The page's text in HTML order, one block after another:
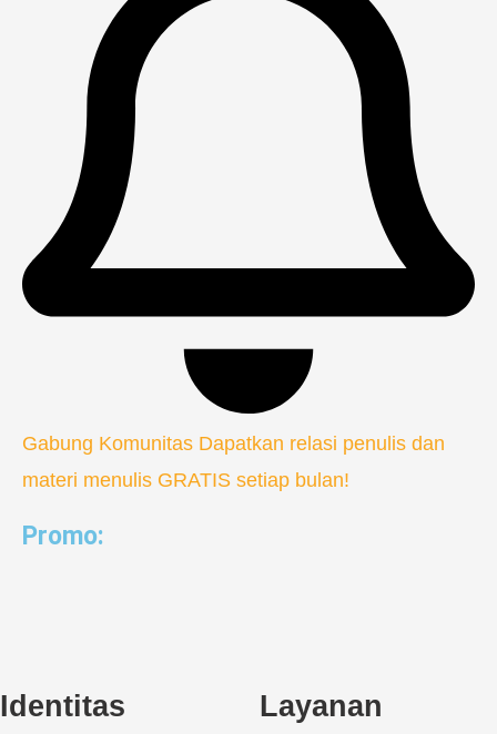
Gabung Komunitas Dapatkan relasi penulis dan
materi menulis GRATIS setiap bulan!
Promo:
Identitas Layanan